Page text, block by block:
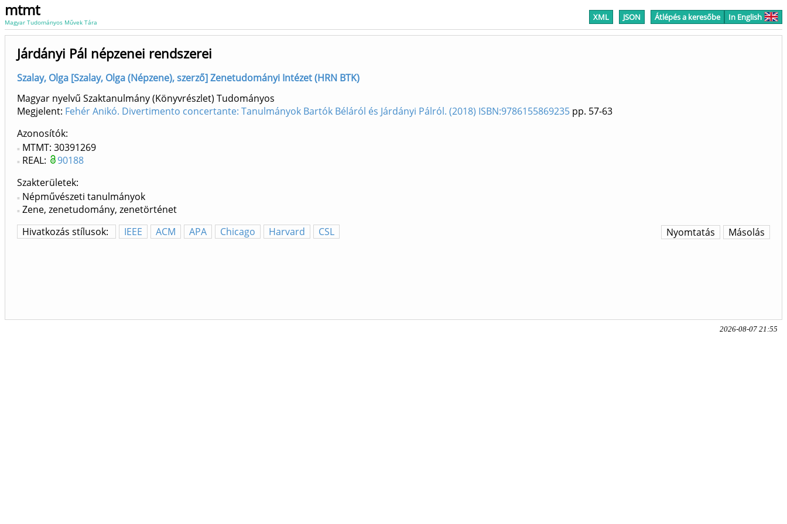
mtmt
Magyar Tudományos Művek Tára XML JSON Átlépés a keresőbe In English
Járdányi Pál népzenei rendszerei
Szalay, Olga [Szalay, Olga (Népzene), szerző] Zenetudományi Intézet (HRN BTK)
Magyar nyelvű Szaktanulmány (Könyvrészlet) Tudományos
Megjelent: Fehér Anikó. Divertimento concertante: Tanulmányok Bartók Béláról és Járdányi Pálról. (2018) ISBN:9786155869235 pp. 57-63
Azonosítók
MTMT: 30391269
REAL:
90188
Szakterületek:
Népművészeti tanulmányok
Zene, zenetudomány, zenetörténet
Hivatkozás stílusok:
IEEE ACM APA Chicago Harvard CSL Másolás
Nyomtatás
2026-08-07 21:55